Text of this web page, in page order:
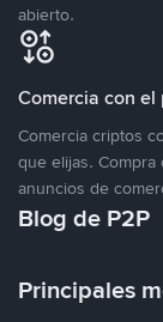
abierto.
Comercia con
Comercia criptos
que elijas.
anuncios de
Blog de P2P
Principales